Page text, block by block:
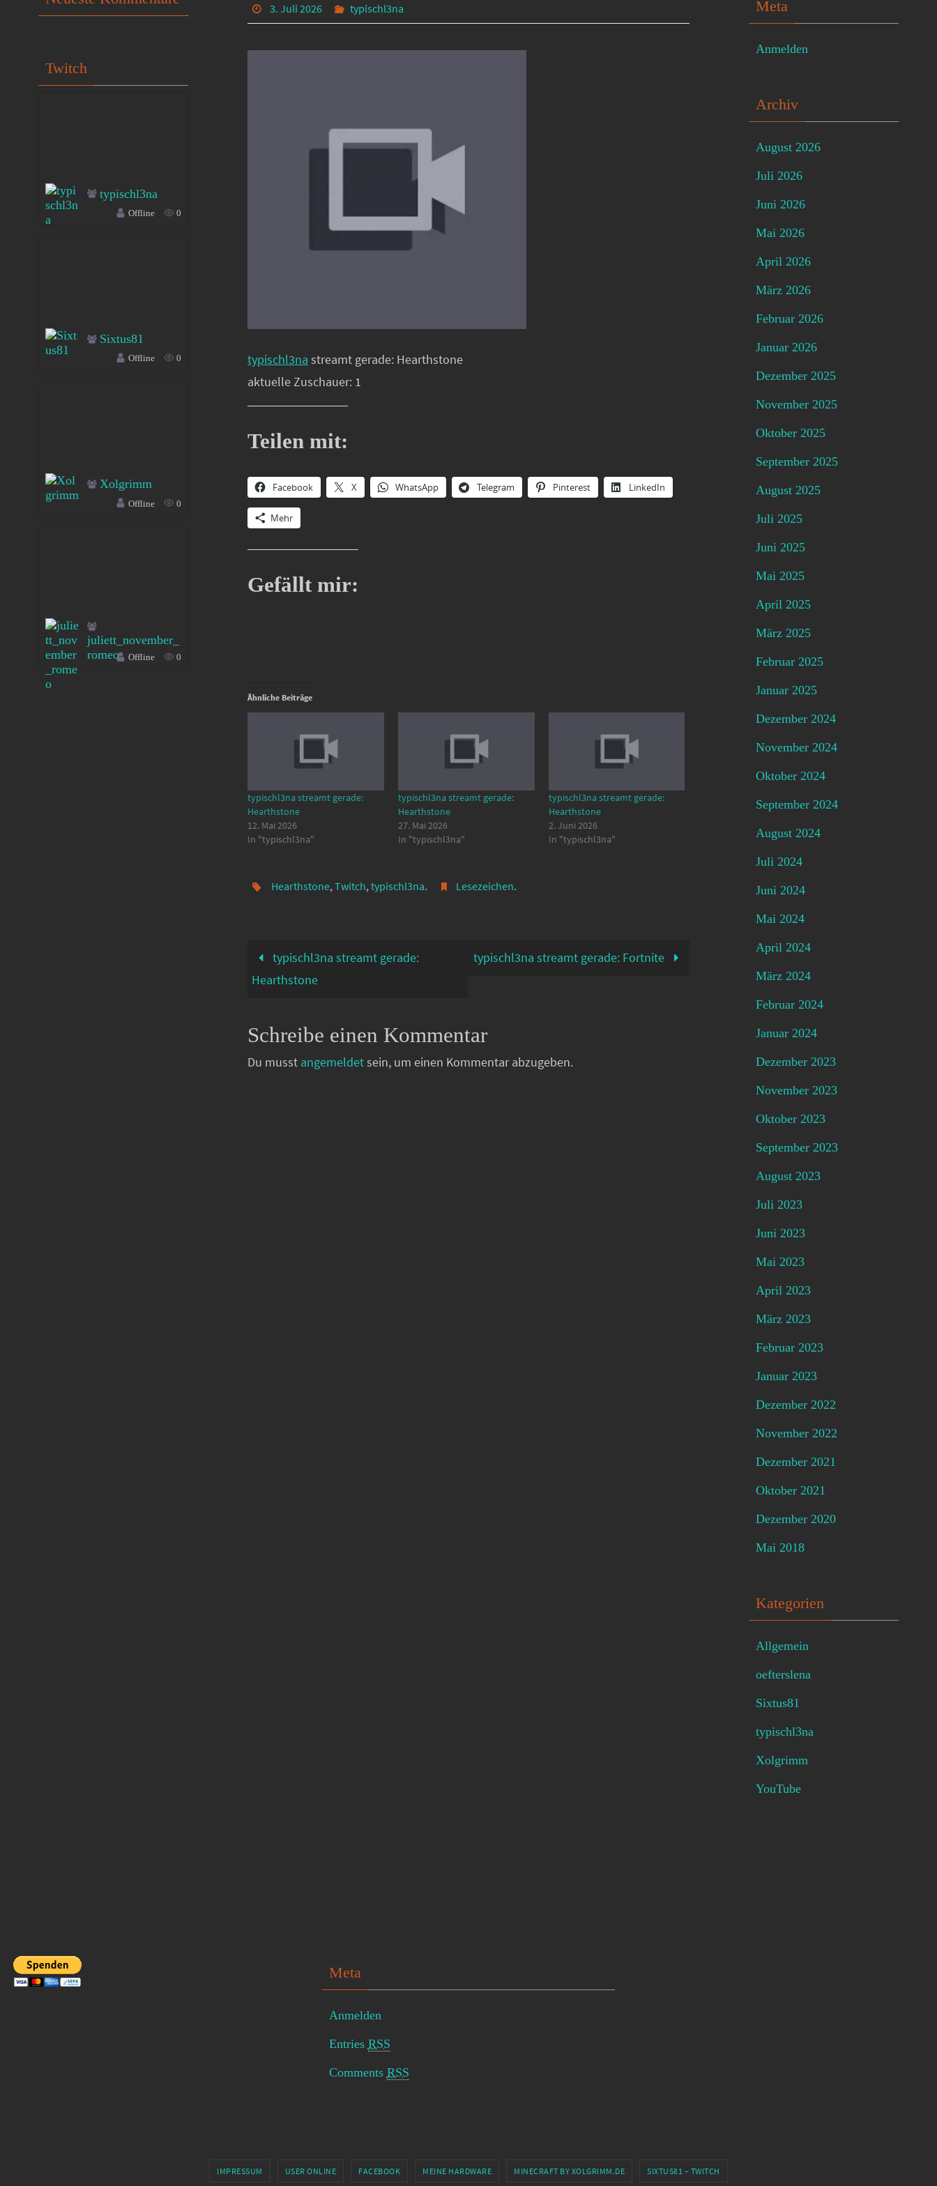
3. Juli 2026 typischl3na
typischl3na streamt gerade: Hearthstone
aktuelle Zuschauer: 1
Teilen mit:
Facebook X WhatsApp Telegram Pinterest LinkedIn
Mehr
Gefällt mir:
Ähnliche Beiträge
typischl3na streamt gerade:
Hearthstone
12. Mai 2026
In "typischl3na"
typischl3na streamt gerade:
Hearthstone
27. Mai 2026
In "typischl3na"
typischl3na streamt gerade:
Hearthstone
2. Juni 2026
In "typischl3na"
Hearthstone, Twitch, typischl3na. Lesezeichen.
typischl3na streamt gerade:
Hearthstone
typischl3na streamt gerade: Fortnite
Schreibe einen Kommentar
Du musst angemeldetsein, um einen Kommentar abzugeben.
Twitch
typischl3na
Offline 0
Sixtus81
Offline 0
Xolgrimm
Offline 0
juliett_november_
romeo
Offline 0
Meta
Anmelden
Archiv
August 2026
Juli 2026
Juni 2026
Mai 2026
April 2026
März 2026
Februar 2026
Januar 2026
Dezember 2025
November 2025
Oktober 2025
September 2025
August 2025
Juli 2025
Juni 2025
Mai 2025
April 2025
März 2025
Februar 2025
Januar 2025
Dezember 2024
November 2024
Oktober 2024
September 2024
August 2024
Juli 2024
Juni 2024
Mai 2024
April 2024
März 2024
Februar 2024
Januar 2024
Dezember 2023
November 2023
Oktober 2023
September 2023
August 2023
Juli 2023
Juni 2023
Mai 2023
April 2023
März 2023
Februar 2023
Januar 2023
Dezember 2022
November 2022
Dezember 2021
Oktober 2021
Dezember 2020
Mai 2018
Kategorien
Allgemein
oefterslena
Sixtus81
typischl3na
Xolgrimm
YouTube
Meta
Anmelden
Entries RSS
Comments RSS
IMPRESSUM USER ONLINE FACEBOOK MEINE HARDWARE MINECRAFT BY XOLGRIMM.DE SIXTUS81 – TWITCH